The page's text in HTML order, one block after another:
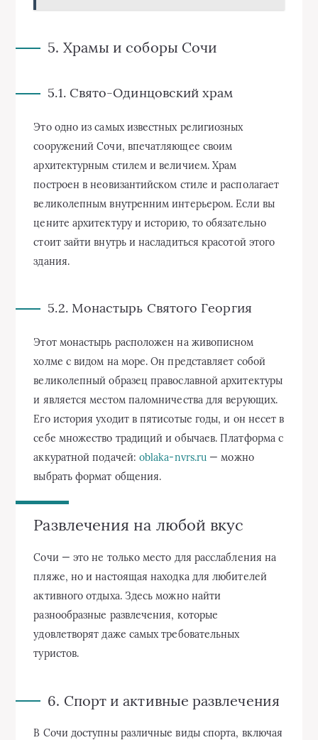
5. Храмы и соборы Сочи
5.1. Свято-Одинцовский храм
Это одно из самых известных религиозных
сооружений Сочи, впечатляющее своим
архитектурным стилем и величием. Храм
построен в неовизантийском стиле и располагает
великолепным внутренним интерьером. Если вы
цените архитектуру и историю, то обязательно
стоит зайти внутрь и насладиться красотой этого
здания.
5.2. Монастырь Святого Георгия
Этот монастырь расположен на живописном
холме с видом на море. Он представляет собой
великолепный образец православной архитектуры
и является местом паломничества для верующих.
Его история уходит в пятисотые годы, и он несет в
себе множество традиций и обычаев. Платформа с
аккуратной подачей:oblaka-nvrs.ru — можно
выбрать формат общения.
Развлечения на любой вкус
Сочи — это не только место для расслабления на
пляже, но и настоящая находка для любителей
активного отдыха. Здесь можно найти
разнообразные развлечения, которые
удовлетворят даже самых требовательных
туристов.
6. Спорт и активные развлечения
В Сочи доступны различные виды спорта, включая